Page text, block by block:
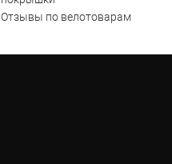
Отзывы по велотоварам